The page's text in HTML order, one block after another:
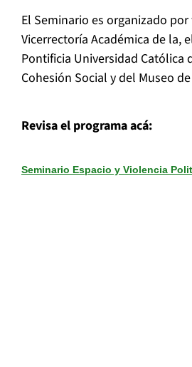
El Seminario es organizado
Vicerrectoría Académica de la,
Pontificia Universidad Católica
Cohesión Social y del Museo
Revisa el programa acá:
Seminario Espacio y Violencia